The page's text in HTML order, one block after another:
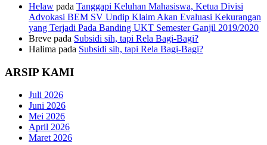
Helaw pada Tanggapi Keluhan Mahasiswa, Ketua Divisi
Advokasi BEM SV Undip Klaim Akan Evaluasi Kekurangan
yang Terjadi Pada Banding UKT Semester Ganjil 2019/2020
Breve pada Subsidi sih, tapi Rela Bagi-Bagi?
Halima pada Subsidi sih, tapi Rela Bagi-Bagi?
ARSIP KAMI
Juli 2026
Juni 2026
Mei 2026
April 2026
Maret 2026